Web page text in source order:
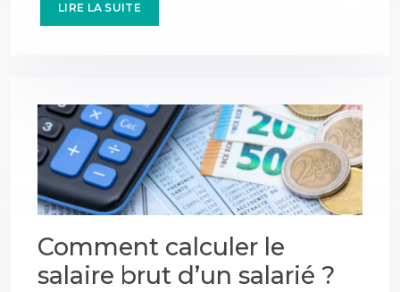
LIRE LA SUITE
Comment calculer le
salaire brut d’un salarié ?